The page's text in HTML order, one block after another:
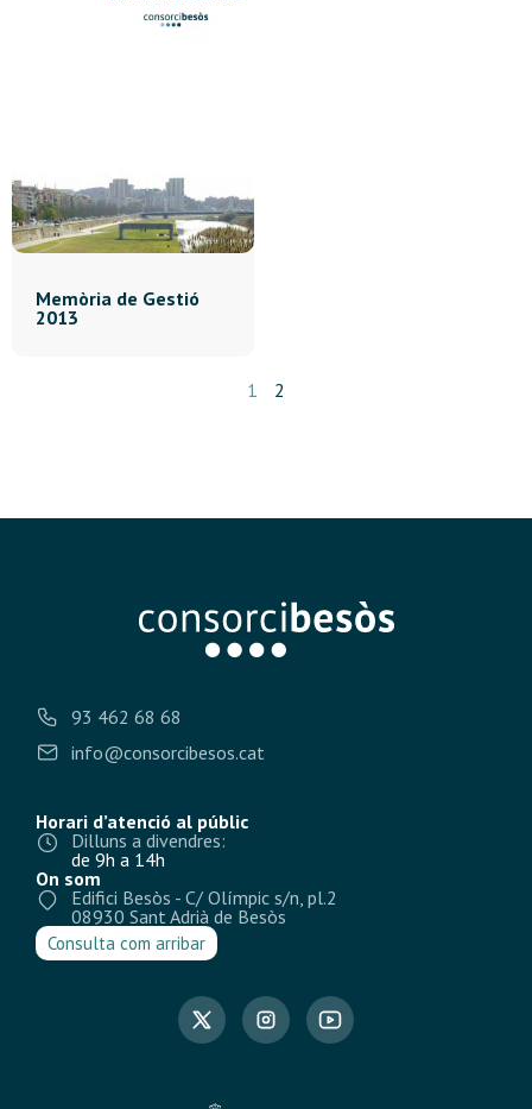
Memòria de Gestió
2013
1 2
93 462 68 68
info@consorcibesos.cat
Horari d’atenció al públic
Dilluns a divendres:
de 9h a 14h
On som
Edifici Besòs - C/ Olímpic s/n, pl.2
08930 Sant Adrià de Besòs
Consulta com arribar